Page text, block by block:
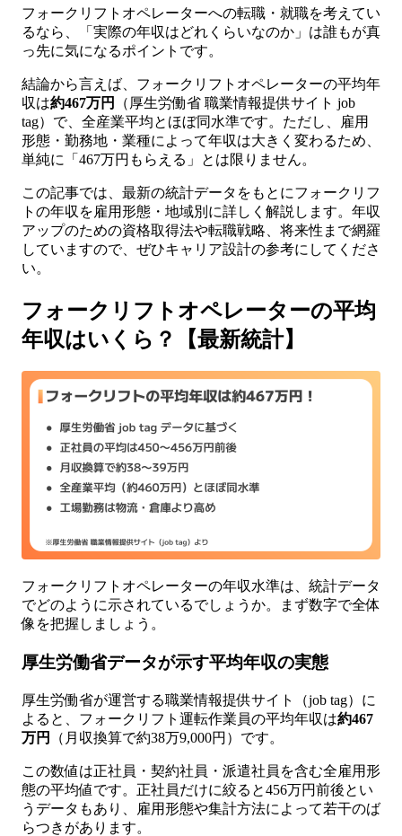
フォークリフトオペレーターへの転職・就職を考えてい
るなら、「実際の年収はどれくらいなのか」は誰もが真
っ先に気になるポイントです。
結論から言えば、フォークリフトオペレーターの平均年
収は約467万円
（厚生労働省 職業情報提供サイト job
tag）で、全産業平均とほぼ同水準です。ただし、雇用
形態・勤務地・業種によって年収は大きく変わるため、
単純に「467万円もらえる」とは限りません。
この記事では、最新の統計データをもとにフォークリフ
トの年収を雇用形態・地域別に詳しく解説します。年収
アップのための資格取得法や転職戦略、将来性まで網羅
していますので、ぜひキャリア設計の参考にしてくださ
い。
フォークリフトオペレーターの平均
年収はいくら？【最新統計】
フォークリフトオペレーターの年収水準は、統計データ
でどのように示されているでしょうか。まず数字で全体
像を把握しましょう。
厚生労働省データが示す平均年収の実態
厚生労働省が運営する職業情報提供サイト（job tag）に
よると、フォークリフト運転作業員の平均年収は約467
万円
（月収換算で約38万9,000円）です。
この数値は正社員・契約社員・派遣社員を含む全雇用形
態の平均値です。正社員だけに絞ると456万円前後とい
うデータもあり、雇用形態や集計方法によって若干のば
らつきがあります。